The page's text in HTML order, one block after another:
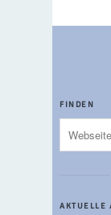
FINDEN
AKTUELLE